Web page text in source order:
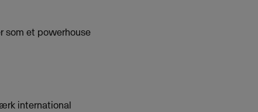
som et powerhouse
international